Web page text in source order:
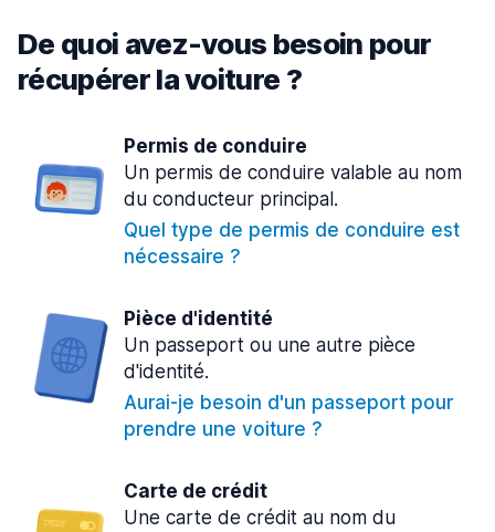
De quoi avez-vous besoin pour
récupérer la voiture ?
Permis de conduire
Un permis de conduire valable au nom
du conducteur principal.
Quel type de permis de conduire est
nécessaire ?
Pièce d'identité
Un passeport ou une autre pièce
d'identité.
Aurai-je besoin d'un passeport pour
prendre une voiture ?
Carte de crédit
Une carte de crédit au nom du